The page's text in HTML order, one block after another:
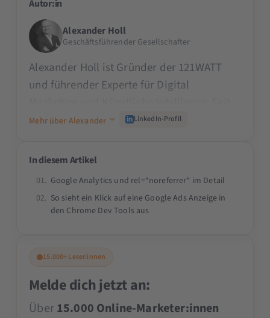
Autor:in
Alexander Holl
Geschäftsführender Gesellschafter
Alexander Holl ist Gründer der 121WATT
und führender Experte für Digital
den 90er Jahren prägt er die Branche und
TÜV, ADAC oder Mercedes Benz. Als Dozent
Beirat der SMX und als Speaker auf der
OMR teilt er sein Praxiswissen. Alexander
innovative Lösungen für das Digital
Marketing & KI zu bieten.
Mehr über Alexander LinkedIn-Profil
In diesem Artikel
Google Analytics und rel=“noreferrer“ im Detail
So sieht ein Klick auf eine Google Ads Anzeige in
den Chrome Dev Tools aus
15.000+ Leser:innen
Melde dich jetzt an:
Über15.000 Online-Marketer:innen